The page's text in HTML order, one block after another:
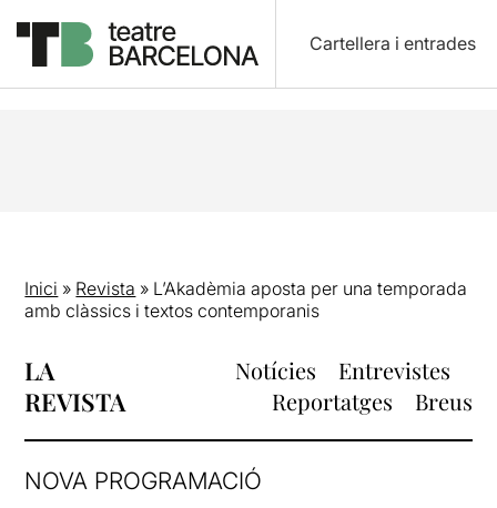
Cartellera i entrades
Inici » Revista » L’Akadèmia aposta per una temporada
amb clàssics i textos contemporanis
LA
REVISTA
Notícies
Entrevistes
Reportatges
Breus
NOVA PROGRAMACIÓ